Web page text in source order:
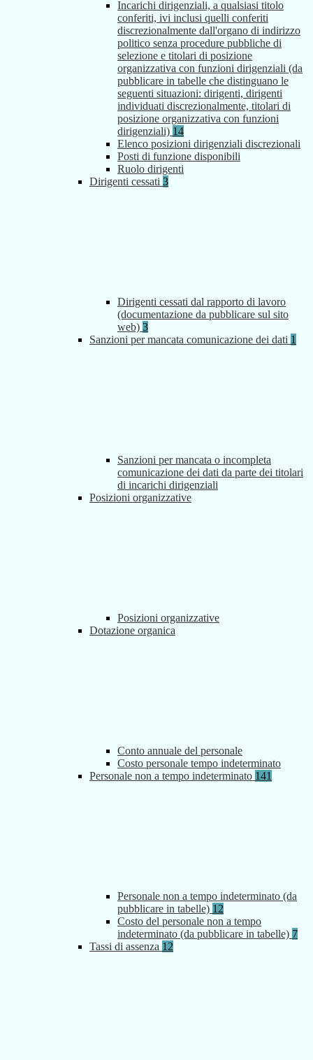
Incarichi dirigenziali, a qualsiasi titolo
conferiti, ivi inclusi quelli conferiti
discrezionalmente dall'organo di indirizzo
politico senza procedure pubbliche di
selezione e titolari di posizione
organizzativa con funzioni dirigenziali (da
pubblicare in tabelle che distinguano le
seguenti situazioni: dirigenti, dirigenti
individuati discrezionalmente, titolari di
posizione organizzativa con funzioni
dirigenziali) 14
Elenco posizioni dirigenziali discrezionali
Posti di funzione disponibili
Ruolo dirigenti
Dirigenti cessati 3
Dirigenti cessati dal rapporto di lavoro
(documentazione da pubblicare sul sito
web) 3
Sanzioni per mancata comunicazione dei dati 1
Sanzioni per mancata o incompleta
comunicazione dei dati da parte dei titolari
di incarichi dirigenziali
Posizioni organizzative
Posizioni organizzative
Dotazione organica
Conto annuale del personale
Costo personale tempo indeterminato
Personale non a tempo indeterminato 141
Personale non a tempo indeterminato (da
pubblicare in tabelle) 12
Costo del personale non a tempo
indeterminato (da pubblicare in tabelle) 7
Tassi di assenza 12